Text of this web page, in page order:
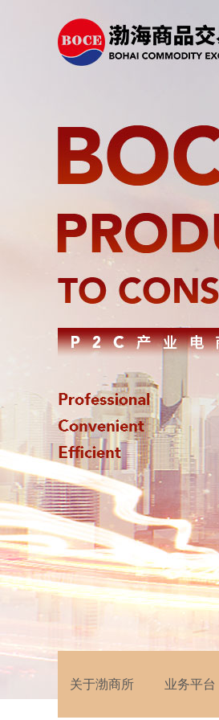
关于渤商所 业务平台